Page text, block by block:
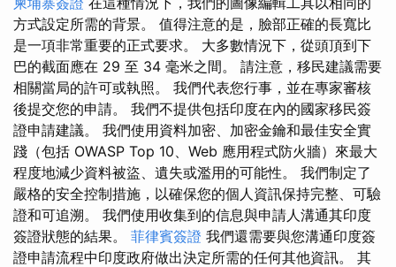
方式設定所需的背景。 值得注意的是，臉部正確的長寬比
是一項非常重要的正式要求。 大多數情況下，從頭頂到下
巴的截面應在 29 至 34 毫米之間。 請注意，移民建議需要
相關當局的許可或執照。 我們代表您行事，並在專家審核
後提交您的申請。 我們不提供包括印度在內的國家移民簽
證申請建議。 我們使用資料加密、加密金鑰和最佳安全實
踐（包括 OWASP Top 10、Web 應用程式防火牆）來最大
程度地減少資料被盜、遺失或濫用的可能性。 我們制定了
嚴格的安全控制措施，以確保您的個人資訊保持完整、可驗
證和可追溯。 我們使用收集到的信息與申請人溝通其印度
簽證狀態的結果。 菲律賓簽證 我們還需要與您溝通印度簽
證申請流程中印度政府做出決定所需的任何其他資訊。 其